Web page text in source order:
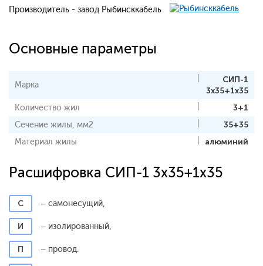
Производитель - завод Рыбинсккабель
Основные параметры
Марка
СИП-1
3x35+1x35
Количество жил
3+1
Сечение жилы, мм2
35+35
Материал жилы
алюминий
Расшифровка СИП-1 3x35+1x35
С – самонесущий,
И – изолированный,
П – провод.